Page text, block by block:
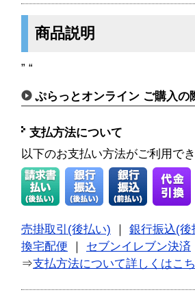
商品説明
” “
ぷらっとオンライン ご購入の
支払方法について
以下のお支払い方法がご利用で
売掛取引(後払い)
銀行振込(後
換宅配便
セブンイレブン決済
⇒支払方法について詳しくはこ